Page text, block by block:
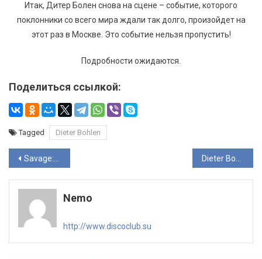
Итак, Дитер Болен снова на сцене – событие, которого
поклонники со всего мира ждали так долго, произойдет на
этот раз в Москве. Это событие нельзя пропустить!
Подробности ожидаются.
Поделиться ссылкой:
Tagged Dieter Bohlen
Навигация
по
записям
Savage: «В песне для меня важна прежде всего мелодия» Dieter Bohlen выступит в Crocus City Hall 14 марта 2019
Nemo
http://www.discoclub.su